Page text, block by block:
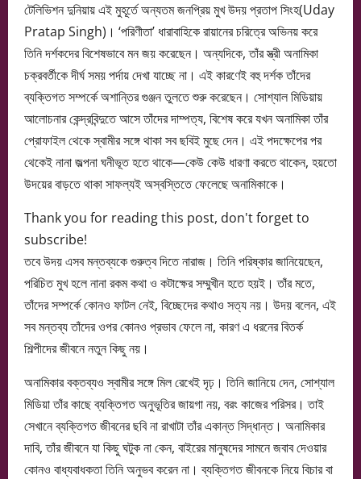
টেলিভিশন দুনিয়ায় এই মুহূর্তে অন্যতম জনপ্রিয় মুখ উদয় প্রতাপ সিংহ(Uday
Pratap Singh)। ‘পরিণীতা’ ধারাবাহিকে রায়ানের চরিত্রে অভিনয় করে
তিনি দর্শকদের বিশেষভাবে মন জয় করেছেন। অন্যদিকে, তাঁর স্ত্রী অনামিকা
চক্রবর্তীকে দীর্ঘ সময় পর্দায় দেখা যাচ্ছে না। এই কারণেই বহু দর্শক তাঁদের
ব্যক্তিগত সম্পর্কে অশান্তির গুঞ্জন তুলতে শুরু করেছেন। সোশ্যাল মিডিয়ায়
আলোচনার কেন্দ্রবিন্দুতে আসে তাঁদের দাম্পত্য, বিশেষ করে যখন অনামিকা তাঁর
প্রোফাইল থেকে স্বামীর সঙ্গে থাকা সব ছবিই মুছে দেন। এই পদক্ষেপের পর
থেকেই নানা জল্পনা ঘনীভূত হতে থাকে—কেউ কেউ ধারণা করতে থাকেন, হয়তো
উদয়ের বাড়তে থাকা সাফল্যই অস্বস্তিতে ফেলেছে অনামিকাকে।
Thank you for reading this post, don't forget to
subscribe!
তবে উদয় এসব মন্তব্যকে গুরুত্ব দিতে নারাজ। তিনি পরিষ্কার জানিয়েছেন,
পরিচিত মুখ হলে নানা রকম কথা ও কটাক্ষের সম্মুখীন হতে হয়ই। তাঁর মতে,
তাঁদের সম্পর্কে কোনও ফাটল নেই, বিচ্ছেদের কথাও সত্য নয়। উদয় বলেন, এই
সব মন্তব্য তাঁদের ওপর কোনও প্রভাব ফেলে না, কারণ এ ধরনের বিতর্ক
শিল্পীদের জীবনে নতুন কিছু নয়।
অনামিকার বক্তব্যও স্বামীর সঙ্গে মিল রেখেই দৃঢ়। তিনি জানিয়ে দেন, সোশ্যাল
মিডিয়া তাঁর কাছে ব্যক্তিগত অনুভূতির জায়গা নয়, বরং কাজের পরিসর। তাই
সেখানে ব্যক্তিগত জীবনের ছবি না রাখাটা তাঁর একান্ত সিদ্ধান্ত। অনামিকার
দাবি, তাঁর জীবনে যা কিছু ঘটুক না কেন, বাইরের মানুষদের সামনে জবাব দেওয়ার
কোনও বাধ্যবাধকতা তিনি অনুভব করেন না। ব্যক্তিগত জীবনকে নিয়ে বিচার বা